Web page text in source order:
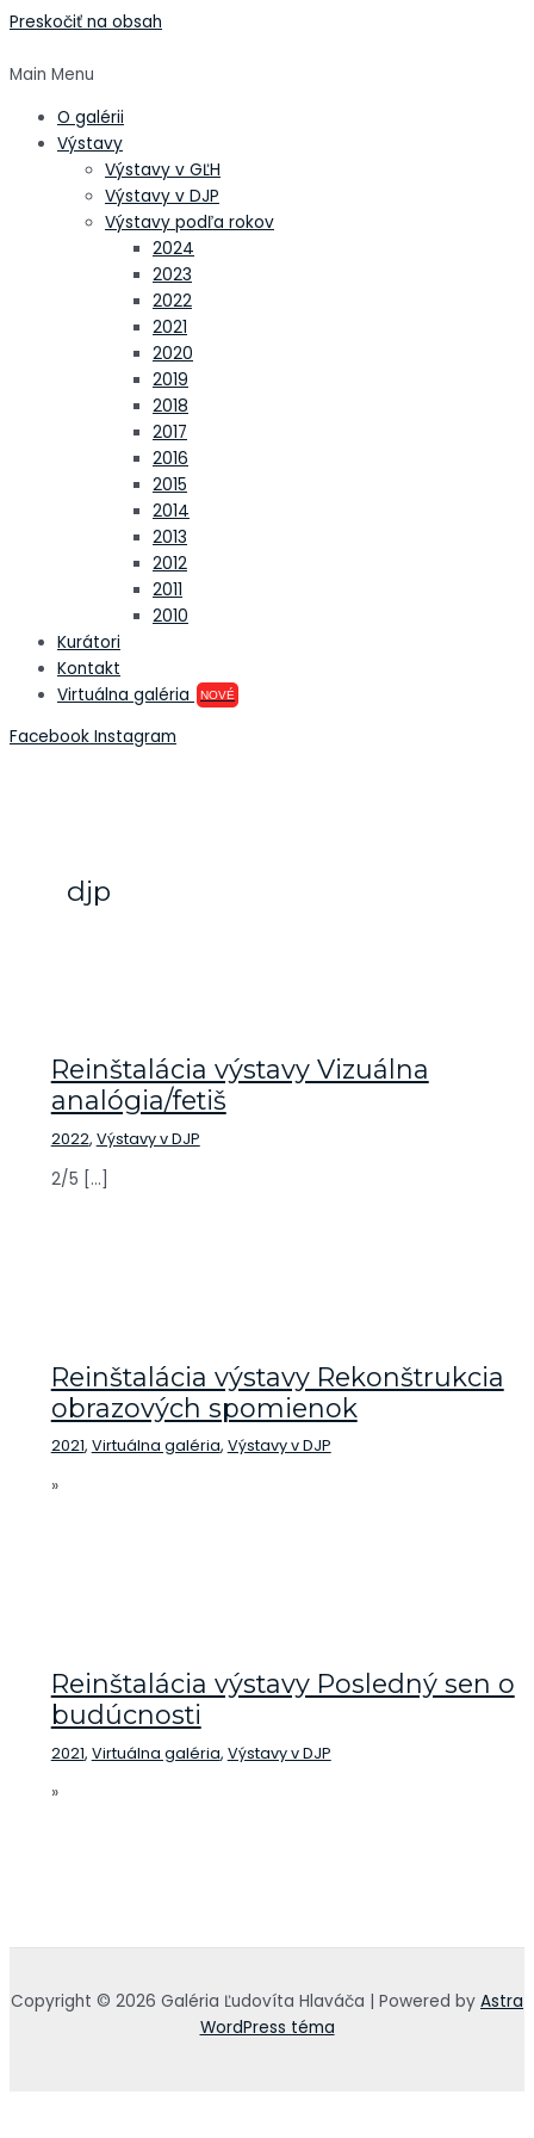
Preskočiť na obsah
Main Menu
O galérii
Výstavy
Výstavy v GĽH
Výstavy v DJP
Výstavy podľa rokov
2024
2023
2022
2021
2020
2019
2018
2017
2016
2015
2014
2013
2012
2011
2010
Kurátori
Kontakt
Virtuálna galéria
NOVÉ
Facebook Instagram
djp
Reinštalácia výstavy Vizuálna
analógia/fetiš
2022, Výstavy v DJP
2/5 […]
Reinštalácia výstavy Rekonštrukcia
obrazových spomienok
2021, Virtuálna galéria, Výstavy v DJP
»
Reinštalácia výstavy Posledný sen o
budúcnosti
2021, Virtuálna galéria, Výstavy v DJP
»
Copyright © 2026 Galéria Ľudovíta Hlaváča | Powered by Astra
WordPress téma